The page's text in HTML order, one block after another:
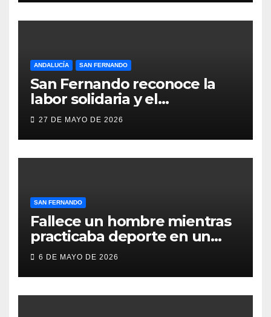
locales lesionados en acto de
servicio
ANDALUCÍA SAN FERNANDO
San Fernando reconoce la
labor solidaria y el
compromiso social de Juan y
San Fernando
27 DE MAYO DE 2026
SAN FERNANDO
Fallece un hombre mientras
practicaba deporte en un
gimnasio de San Fernando
6 DE MAYO DE 2026